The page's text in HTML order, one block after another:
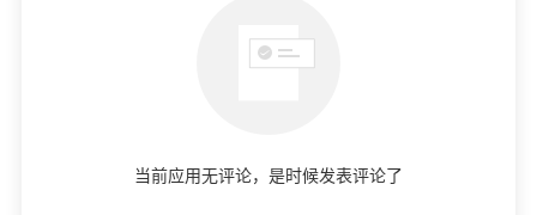
当前应用无评论，是时候发表评论了